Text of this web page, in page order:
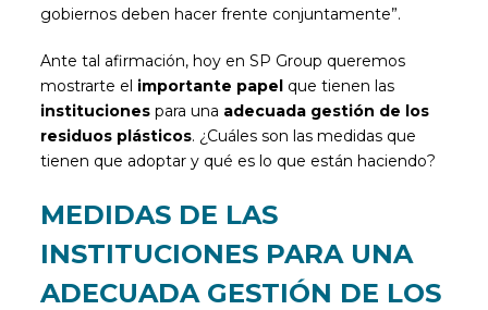
gobiernos deben hacer frente conjuntamente”.
Ante tal afirmación, hoy en SP Group queremos
mostrarte el importante papel que tienen las
instituciones para una adecuada gestión de los
residuos plásticos. ¿Cuáles son las medidas que
tienen que adoptar y qué es lo que están haciendo?
MEDIDAS DE LAS
INSTITUCIONES PARA UNA
ADECUADA GESTIÓN DE LOS